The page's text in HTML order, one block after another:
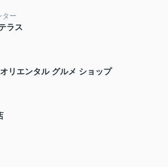
ター
ラス
リエンタル グルメ ショップ